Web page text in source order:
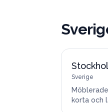
Sverige
korta och